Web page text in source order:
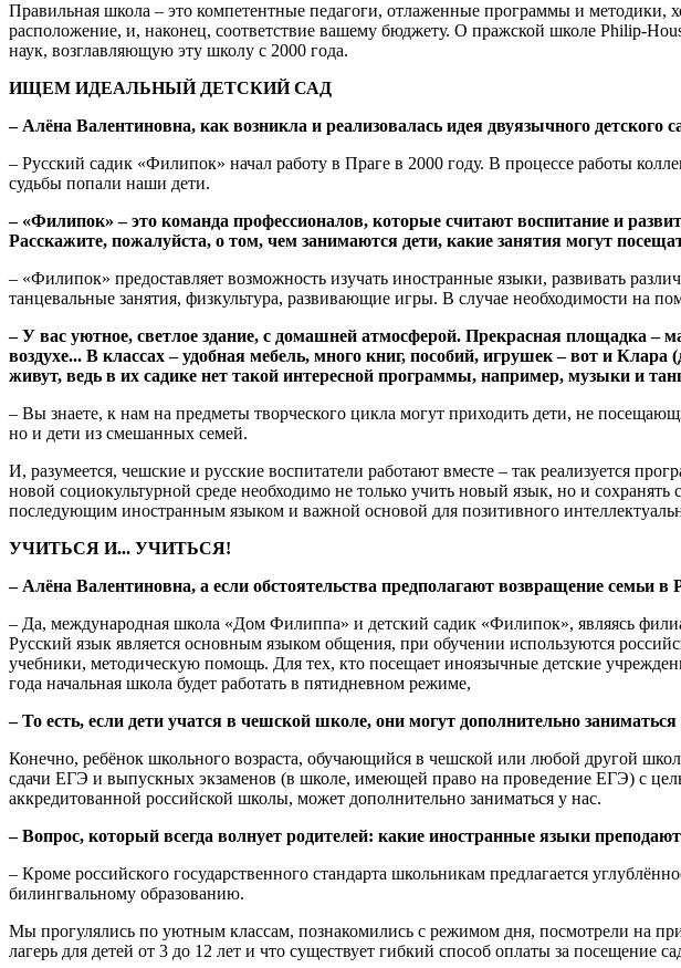
Правильная школа – это компетентные педагоги, отлаженные программы и
расположение, и, наконец, соответствие вашему бюджету. О пражской школе Philip-
наук, возглавляющую эту школу с 2000 года.
ИЩЕМ ИДЕАЛЬНЫЙ ДЕТСКИЙ САД
– Алёна Валентиновна, как возникла и реализовалась идея двуязычного детского
– Русский садик «Филипок» начал работу в Праге в 2000 году. В процессе работы
судьбы попали наши дети.
– «Филипок» – это команда профессионалов, которые считают воспитание и
Расскажите, пожалуйста, о том, чем занимаются дети, какие занятия могут
– «Филипок» предоставляет возможность изучать иностранные языки, развивать
танцевальные занятия, физкультура, развивающие игры. В случае необходимости на
– У вас уютное, светлое здание, с домашней атмосферой. Прекрасная площадка –
воздухе... В классах – удобная мебель, много книг, пособий, игрушек – вот и
живут, ведь в их садике нет такой интересной программы, например, музыки и
– Вы знаете, к нам на предметы творческого цикла могут приходить дети, не
но и дети из смешанных семей.
И, разумеется, чешские и русские воспитатели работают вместе – так реализуется
новой социокультурной среде необходимо не только учить новый язык, но и
последующим иностранным языком и важной основой для позитивного
УЧИТЬСЯ И... УЧИТЬСЯ!
– Алёна Валентиновна, а если обстоятельства предполагают возвращение семьи
– Да, международная школа «Дом Филиппа» и детский садик «Филипок», являясь
Русский язык является основным языком общения, при обучении используются
учебники, методическую помощь. Для тех, кто посещает иноязычные детские
года начальная школа будет работать в пятидневном режиме,
– То есть, если дети учатся в чешской школе, они могут дополнительно
Конечно, ребёнок школьного возраста, обучающийся в чешской или любой другой
сдачи ЕГЭ и выпускных экзаменов (в школе, имеющей право на проведение ЕГЭ) с
аккредитованной российской школы, может дополнительно заниматься у нас.
– Вопрос, который всегда волнует родителей: какие иностранные языки
– Кроме российского государственного стандарта школьникам предлагается
билингвальному образованию.
Мы прогулялись по уютным классам, познакомились с режимом дня, посмотрели на
лагерь для детей от 3 до 12 лет и что существует гибкий способ оплаты за посещение